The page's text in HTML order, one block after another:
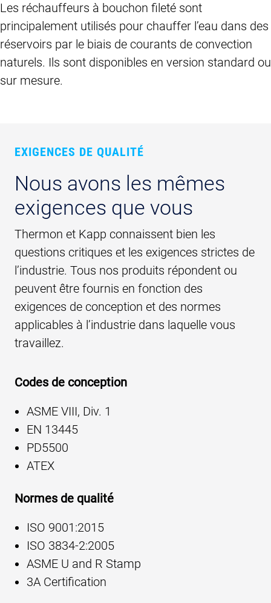
Les réchauffeurs à bouchon fileté sont
principalement utilisés pour chauffer l’eau dans des
réservoirs par le biais de courants de convection
naturels. Ils sont disponibles en version standard ou
sur mesure.
EXIGENCES DE QUALITÉ
Nous avons les mêmes
exigences que vous
Thermon et Kapp connaissent bien les
questions critiques et les exigences strictes de
l’industrie. Tous nos produits répondent ou
peuvent être fournis en fonction des
exigences de conception et des normes
applicables à l’industrie dans laquelle vous
travaillez.
Codes de conception
ASME VIII, Div. 1
EN 13445
PD5500
ATEX
Normes de qualité
ISO 9001:2015
ISO 3834-2:2005
ASME U and R Stamp
3A Certification